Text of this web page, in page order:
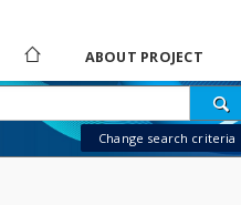
ABOUT PROJECT
Change search criteria